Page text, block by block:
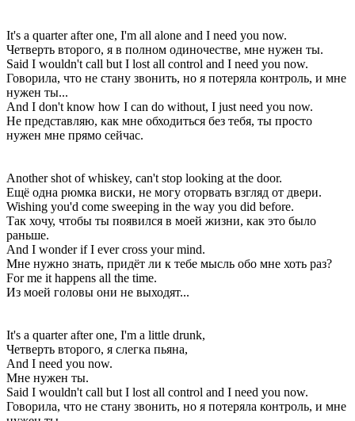
It's a quarter after one, I'm all alone and I need you now.
Четверть второго, я в полном одиночестве, мне нужен ты.
Said I wouldn't call but I lost all control and I need you now.
Говорила, что не стану звонить, но я потеряла контроль, и мне
нужен ты...
And I don't know how I can do without, I just need you now.
Не представляю, как мне обходиться без тебя, ты просто
нужен мне прямо сейчас.
Another shot of whiskey, can't stop looking at the door.
Ещё одна рюмка виски, не могу оторвать взгляд от двери.
Wishing you'd come sweeping in the way you did before.
Так хочу, чтобы ты появился в моей жизни, как это было
раньше.
And I wonder if I ever cross your mind.
Мне нужно знать, придёт ли к тебе мысль обо мне хоть раз?
For me it happens all the time.
Из моей головы они не выходят...
It's a quarter after one, I'm a little drunk,
Четверть второго, я слегка пьяна,
And I need you now.
Мне нужен ты.
Said I wouldn't call but I lost all control and I need you now.
Говорила, что не стану звонить, но я потеряла контроль, и мне